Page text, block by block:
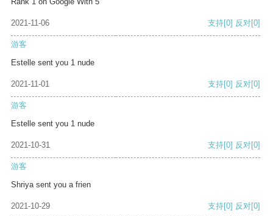
2021-11-06 支持[0] 反对[0]
游客
Estelle sent you 1 nude
2021-11-01 支持[0] 反对[0]
游客
Estelle sent you 1 nude
2021-10-31 支持[0] 反对[0]
游客
Shriya sent you a frien
2021-10-29 支持[0] 反对[0]